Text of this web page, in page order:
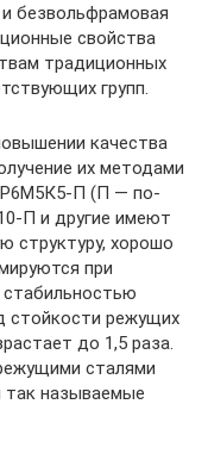
свойства
традиционных
групп.
качества
их методами
Р6М5К5-П (П — по­
П и другие имеют
структуру, хорошо
при
стойкости режущих
до 1,5 раза.
сталями
так называемые